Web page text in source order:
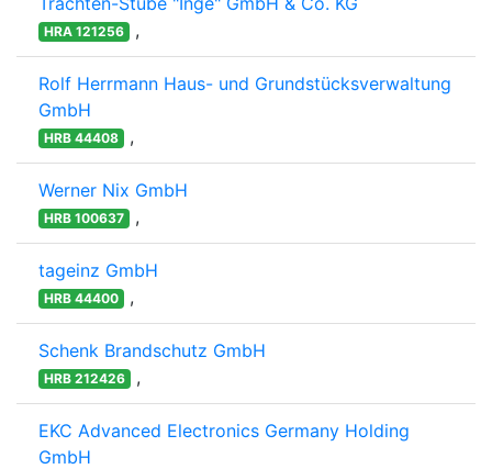
HRA 121256 ,
Rolf Herrmann Haus- und Grundstücksverwaltung
GmbH
HRB 44408 ,
Werner Nix GmbH
HRB 100637 ,
tageinz GmbH
HRB 44400 ,
Schenk Brandschutz GmbH
HRB 212426 ,
EKC Advanced Electronics Germany Holding
GmbH